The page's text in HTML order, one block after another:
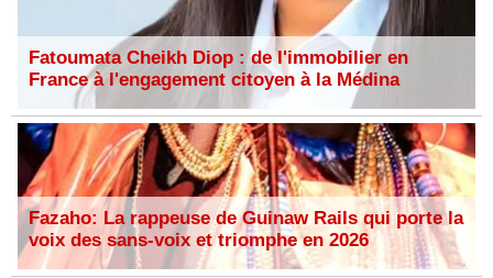
Fatoumata Cheikh Diop : de l'immobilier en
France à l'engagement citoyen à la Médina
Fazaho: La rappeuse de Guinaw Rails qui porte la
voix des sans-voix et triomphe en 2026